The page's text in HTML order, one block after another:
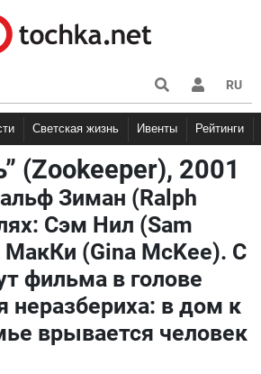
RU
Светская жизнь Ивенты Рейтинги
(Zookeeper), 2001
Зиман (Ralph
Сэм Нил (Sam
(Gina McKee). С
фильма в голове
неразбериха: в дом к
врывается человек